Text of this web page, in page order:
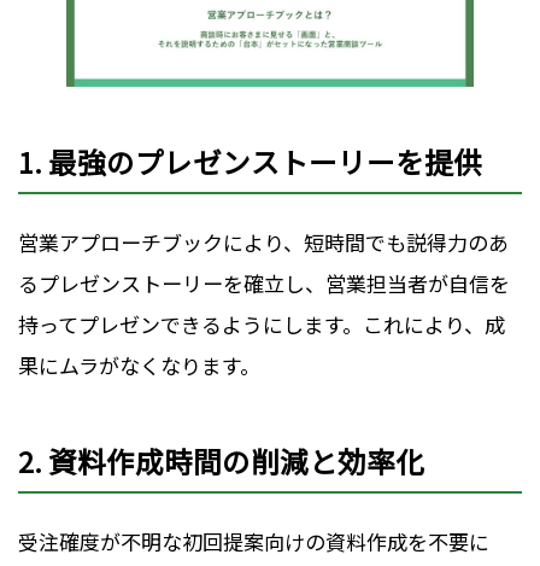
1. 最強のプレゼンストーリーを提供
営業アプローチブックにより、短時間でも説得力のあ
るプレゼンストーリーを確立し、営業担当者が自信を
持ってプレゼンできるようにします。これにより、成
果にムラがなくなります。
2. 資料作成時間の削減と効率化
受注確度が不明な初回提案向けの資料作成を不要に